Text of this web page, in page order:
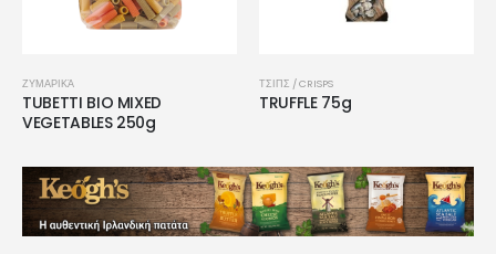
ΖΥΜΑΡΙΚΆ
TUBETTI BIO MIXED
VEGETABLES 250g
ΤΣΙΠΣ / CRISPS
TRUFFLE 75g